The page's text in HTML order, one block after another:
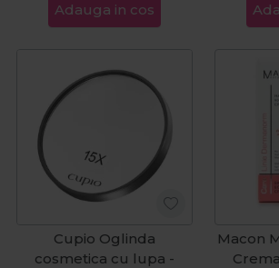
Adauga in cos
Cupio Oglinda
cosmetica cu lupa -
Macon